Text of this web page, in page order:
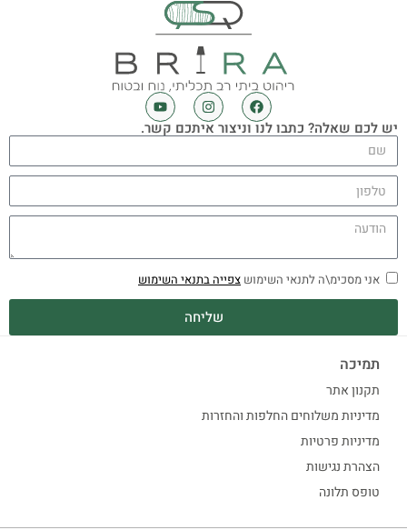
יש לכם שאלה? כתבו לנו וניצור איתכם קשר.
אני מסכימ\ה לתנאי השימוש צפייה בתנאי השימוש
שליחה
תמיכה
תקנון אתר
מדיניות משלוחים החלפות והחזרות
מדיניות פרטיות
הצהרת נגישות
טופס תלונה